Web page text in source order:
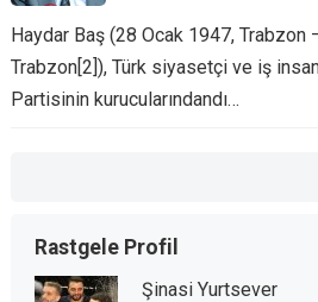
Haydar Baş (28 Ocak 1947, Trabzon
Trabzon[2]), Türk siyasetçi ve iş
Partisinin kurucularındandı…
Rastgele Profil
Şinasi Yurtsever